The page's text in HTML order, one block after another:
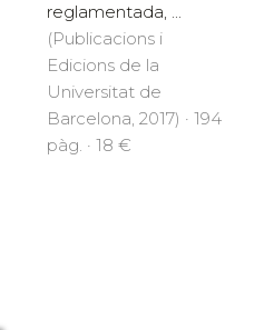
reglamentada, ...
(Publicacions i
Edicions de la
Universitat de
Barcelona, 2017) · 194
pàg. · 18 €